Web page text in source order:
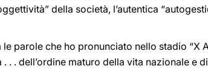
della società, l’autentica
parole che ho pronunciato nello stadio “X
. . dell’ordine maturo della vita nazionale e